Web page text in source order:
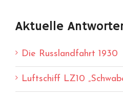
Aktuelle
Die Russlandfahrt 1930
Luftschiff LZ10